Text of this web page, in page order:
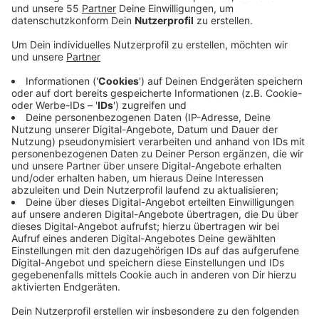
Veröffentlicht:Mittwoch, 01.02.2023 06:45
Anzeige
Für die Verkehrsunternehen am Niederrhein ist das
Ende der Maskenpflicht ein Schritt zurück in die
Normalität. Viele Vertreter der Branche hatten das
Ende der Maskenpflicht schon lange gefordert,
nachdem in anderen Bereichen nach und nach
gelockert wurde. Mit dem Wegfall der Maskenpflicht
heute könnte der Nahverkehr nun auch wieder
attraktiver für Fahrgäste werden, sagt zum Beispiel
die NEW. Gleichzeitig entfalle dann auch ein gewisses
Konfliktpotenzial. Grundsätzlich setze man nun auf die
Eigenverantwortung von Fahrgästen und Fahrern. Auch
die Stadtwerke Krefeld betonen: Wer sich damit
sicherer fühle, könne aber natürlich auch weiterhin eine